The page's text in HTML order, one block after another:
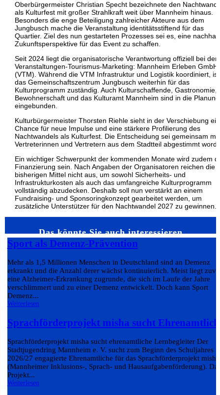
Oberbürgermeister Christian Specht bezeichnete den
als Kulturfest mit großer Strahlkraft weit über Mannheim hinaus.
Besonders die enge Beteiligung zahlreicher Akteure aus dem
Jungbusch mache die Veranstaltung identitätsstiftend für das
Quartier. Ziel des nun gestarteten Prozesses sei es, eine
Zukunftsperspektive für das Event zu schaffen.
Seit 2024 liegt die organisatorische Verantwortung offiziell bei der
Veranstaltungen-Tourismus-Marketing: Mannheim Erleben GmbH
(VTM). Während die VTM Infrastruktur und Logistik koordiniert, ist
das Gemeinschaftszentrum Jungbusch weiterhin für das
Kulturprogramm zuständig. Auch Kulturschaffende, Gastronomie,
Bewohnerschaft und das Kulturamt Mannheim sind in die
eingebunden.
Kulturbürgermeister Thorsten Riehle sieht in der Verschiebung
Chance für neue Impulse und eine stärkere Profilierung des
Nachtwandels als Kulturfest. Die Entscheidung sei gemeinsam mit
Vertreterinnen und Vertretern aus dem Stadtteil abgestimmt
Ein wichtiger Schwerpunkt der kommenden Monate wird zudem
Finanzierung sein. Nach Angaben der Organisatoren reichen die
bisherigen Mittel nicht aus, um sowohl Sicherheits- und
Infrastrukturkosten als auch das umfangreiche Kulturprogramm
vollständig abzudecken. Deshalb soll nun verstärkt an einem
Fundraising- und Sponsoringkonzept gearbeitet werden, um
zusätzliche Unterstützer für den Nachtwandel 2027 zu gewinnen.
Das könnte Sie auch interessieren…
Sport als Demenz-Prävention
Mehr als 1,5 Millionen Menschen in Deutschland sind an Demenz
erkrankt und die Anzahl derer wächst kontinuierlich. Meist liegt
eine Alzheimer-Erkrankung zugrunde, die sich im Laufe der Jahre
verschlimmert und zu einer Demenz entwickelt. Doch kann Sport
Demenz...
Weiterlesen
Sprachförderprojekt misha sucht
Sprachförderprojekt misha sucht ehrenamtliche Lernbegleiter Der
Stadtjugendring Mannheim e. V. sucht zum Beginn des Schuljahres
2026/27 engagierte Ehrenamtliche für das Sprachförderprojekt misha
(Mannheimer Inklusions-, Sprach- und Hausaufgabenförderung).
Projekt...
Weiterlesen